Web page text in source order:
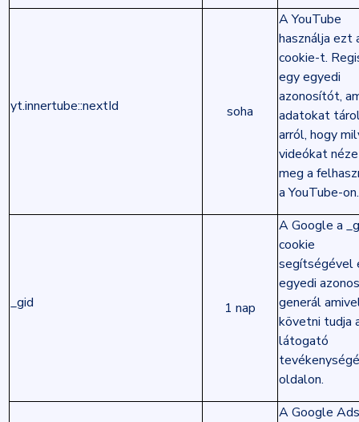
yt.innertube::nextId soha
A YouTube
használja ezt
cookie-t.
egy egyedi
azonosítót,
adatokat
arról, hogy
videókat
meg a
a YouTube-on.
_gid 1 nap
A Google a
cookie
segítségével
egyedi
generál
követni tudja
látogató
oldalon.
A Google